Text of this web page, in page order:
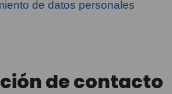
personales y los de mis
para tratar datos sensibles y
edad, aun conociendo que
anterior para contactarme
de datos personales
de contacto